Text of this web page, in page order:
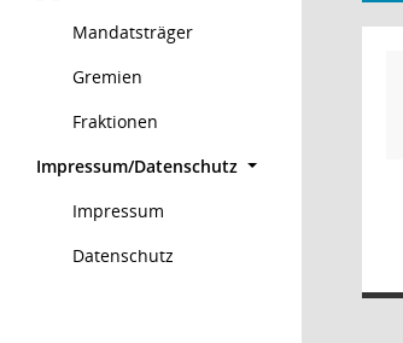
Mandatsträger
Gremien
Fraktionen
Impressum/Datenschutz
Impressum
Datenschutz